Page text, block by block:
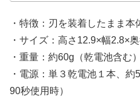
・特徴：刃を装着したまま本
・サイズ：高さ12.9×幅2.8×
・重量：約60g（乾電池含む）
・電源：単３乾電池１本、
90秒使用時）